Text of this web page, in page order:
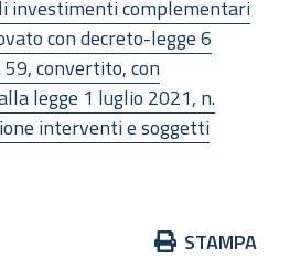
investimenti complementari
con decreto-legge 6
convertito, con
legge 1 luglio 2021, n.
interventi e soggetti
STAMPA